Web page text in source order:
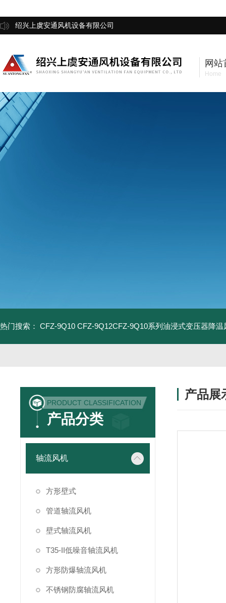
绍兴上虞安通风机设备有限公司
网站
Home
热门搜索： CFZ-9Q10 CFZ-9Q12CFZ-9Q10系列油浸式变压器降温
PRODUCT CLASSIFICATION
产品分类
轴流风机
方形壁式
管道轴流风机
壁式轴流风机
T35-II低噪音轴流风机
方形防爆轴流风机
不锈钢防腐轴流风机
产品展